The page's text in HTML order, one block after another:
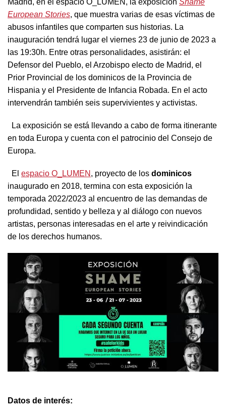
Madrid, en el espacio O_LUMEN, la exposición Shame
European Stories, que muestra varias de esas víctimas de
abusos infantiles que comparten sus historias. La
inauguración tendrá lugar el viernes 23 de junio de 2023 a
las 19:30h. Entre otras personalidades, asistirán: el
Defensor del Pueblo, el Arzobispo electo de Madrid, el
Prior Provincial de los dominicos de la Provincia de
Hispania y el Presidente de Infancia Robada. En el acto
intervendrán también seis supervivientes y activistas.
La exposición se está llevando a cabo de forma itinerante
en toda Europa y cuenta con el patrocinio del Consejo de
Europa.
El espacio O_LUMEN , proyecto de los dominicos
inaugurado en 2018, termina con esta exposición la
temporada 2022/2023 al encuentro de las demandas de
profundidad, sentido y belleza y al diálogo con nuevos
artistas, personas interesadas en el arte y reivindicación
de los derechos humanos.
Datos de interés: